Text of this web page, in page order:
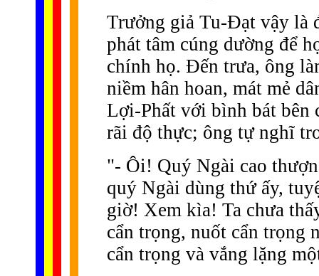
Trưởng giả Tu-Ðạt vậy là
phát tâm cúng dường để
chính họ. Ðến trưa, ông
niềm hân hoan, mát mẻ
Lợi-Phất với bình bát bên
rãi độ thực; ông tự nghĩ
"- Ôi! Quý Ngài cao
quý Ngài dùng thứ ấy,
giờ! Xem kìa! Ta chưa
cẩn trọng, nuốt cẩn trọng
cẩn trọng và vắng lặng